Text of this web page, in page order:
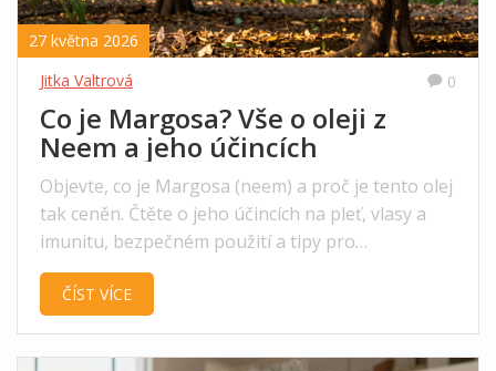
27 května 2026
Jitka Valtrová
0
Co je Margosa? Vše o oleji z
Neem a jeho účincích
Objevte, co je Margosa (neem) a proč je tento olej
tak ceněn. Čtěte o jeho účincích na pleť, vlasy a
imunitu, bezpečném použití a tipy pro
aromaterapii.
ČÍST VÍCE